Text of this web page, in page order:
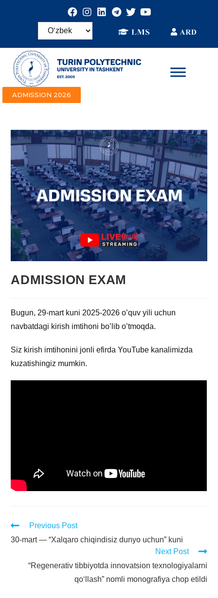
ADMISSION 2026
ADMISSION EXAM
Bugun, 29-mart kuni 2025-2026 o’quv yili uchun
navbatdagi kirish imtihoni bo’lib o’tmoqda.
Siz kirish imtihonini jonli efirda YouTube kanalimizda
kuzatishingiz mumkin.
Previous Post
30-mart — “Xalqaro chiqindisiz dunyo uchun” kuni
Next Post
“Regenerativ tibbiyotda innovatsion texnologiyalarni
qo‘llash” nomli monografiya chop etildi